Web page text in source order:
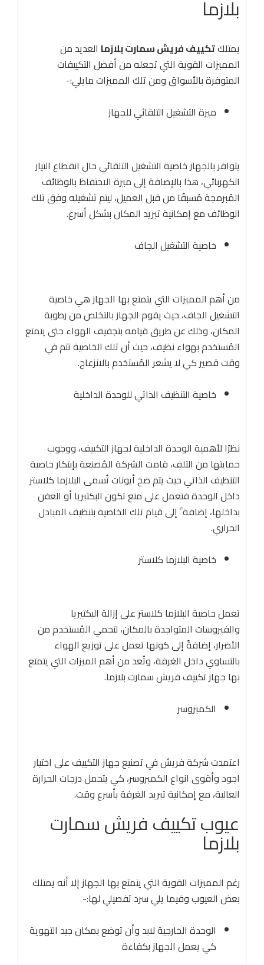
بلازما
يمتلكتكييف فريش سمارت بلازما العديد من
المميزات القوية التي تجعله من أفضل التكييفات
المتوفرة بالأسواق ومن تلك المميزات مايلي:-
ميزة التشغيل التلقائي للجهاز
يتوافر بالجهاز خاصية التشغيل التلقائي حال انقطاع التيار
الكهربائي، هذا بالإضافة إلى ميزة الاحتفاظ بالوظائف
المُبرمجة مُسبقًا من قبل العميل، ليتم تشغيله وفق تلك
الوظائف مع إمكانية تبريد المكان بشكل أسرع.
خاصية التشغيل الجاف
من أهم المميزات التي يتمتع بها الجهاز هي خاصية
التشغيل الجاف، حيث يقوم الجهاز بالتخلص من رطوبة
المكان، وذلك عن طريق قيامه بتجفيف الهواء حتى يتمتع
المُستخدم بهواء نظيف، حيث أن تلك الخاصية تتم في
وقت قصير كي لا يشعر المُستخدم بالانزعاج.
خاصية التنظيف الذاتي للوحدة الداخلية
نظرًا لأهمية الوحدة الداخلية لجهاز التكييف، ووجوب
حمايتها من التلف، قامت الشركة المُصنعة بإبتكار خاصية
التنظيف الذاتي حيث يتم ضخ أيونات تُسمى البلازما كلاستر
داخل الوحدة فتعمل على منع تكون البكتيريا أو العفن
بداخلها، إضافة ً إلى قيام تلك الخاصية بتنظيف المبادل
الحراري.
خاصية البلازما كلاستر
تعمل خاصية البلازما كلاستر على إزالة البكتيريا
والفيروسات المتواجدة بالمكان، لتحمي المُستخدم من
الأضرار، إضافةً إلى كونها تعمل على توزيع الهواء
بالتساوي داخل الغرفة، وتُعد من أهم الميزات التي يتمتع
بها جهاز تكييف فريش سمارت بلازما.
الكمبروسر
اعتمدت شركة فريش في تصنيع جهاز التكييف على اختيار
اجود وأقوى انواع الكمبروسر، كي يتحمل درجات الحرارة
العالية، مع إمكانية تبريد الغرفة بأسرع وقت.
عيوب تكييف فريش سمارت
بلازما
رغم المميزات القوية التي يتمتع بها الجهاز إلا أنه يمتلك
بعض العيوب وفيما يلي سرد تفصيلي لها:-
الوحدة الخارجية لابد وأن توضع بمكان جيد التهوية
كي يعمل الجهاز بكفاءة